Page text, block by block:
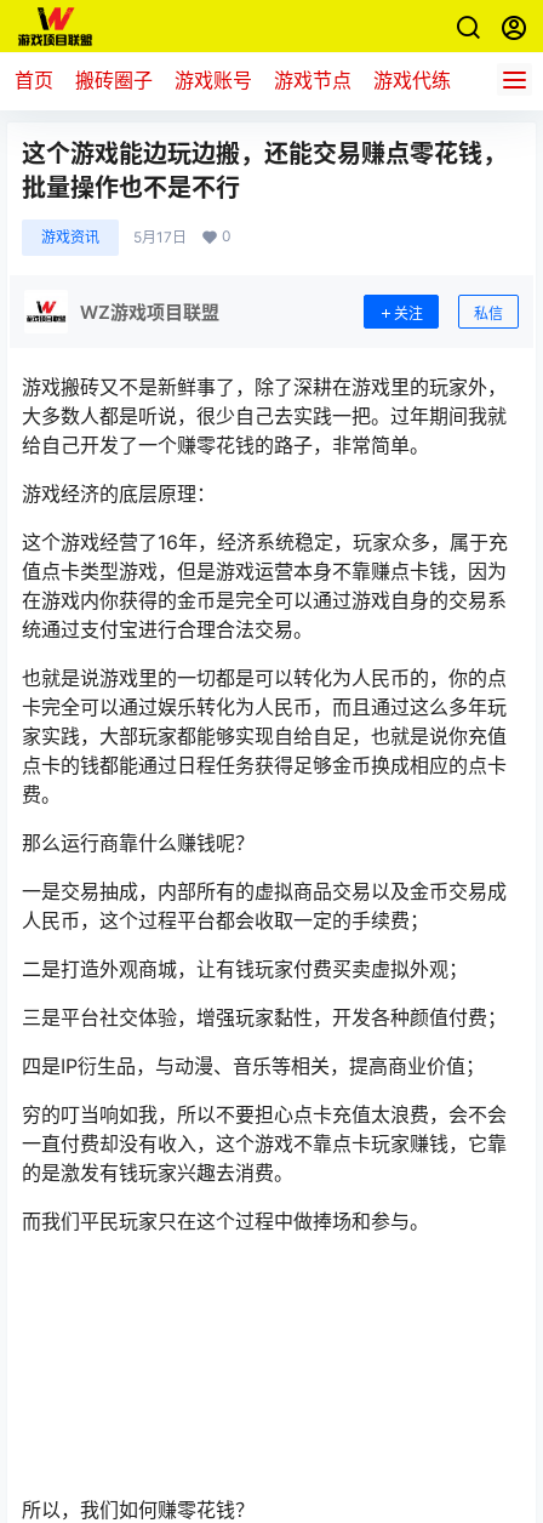
首页 搬砖圈子 游戏账号 游戏节点 游戏代练 新游推
这个游戏能边玩边搬，还能交易赚点零花钱，
批量操作也不是不行
游戏资讯 5月17日 0
WZ游戏项目联盟 关注 私信
游戏搬砖又不是新鲜事了，除了深耕在游戏里的玩家外，
大多数人都是听说，很少自己去实践一把。过年期间我就
给自己开发了一个赚零花钱的路子，非常简单。
游戏经济的底层原理：
这个游戏经营了16年，经济系统稳定，玩家众多，属于充
值点卡类型游戏，但是游戏运营本身不靠赚点卡钱，因为
在游戏内你获得的金币是完全可以通过游戏自身的交易系
统通过支付宝进行合理合法交易。
也就是说游戏里的一切都是可以转化为人民币的，你的点
卡完全可以通过娱乐转化为人民币，而且通过这么多年玩
家实践，大部玩家都能够实现自给自足，也就是说你充值
点卡的钱都能通过日程任务获得足够金币换成相应的点卡
费。
那么运行商靠什么赚钱呢？
一是交易抽成，内部所有的虚拟商品交易以及金币交易成
人民币，这个过程平台都会收取一定的手续费；
二是打造外观商城，让有钱玩家付费买卖虚拟外观；
三是平台社交体验，增强玩家黏性，开发各种颜值付费；
四是IP衍生品，与动漫、音乐等相关，提高商业价值；
穷的叮当响如我，所以不要担心点卡充值太浪费，会不会
一直付费却没有收入，这个游戏不靠点卡玩家赚钱，它靠
的是激发有钱玩家兴趣去消费。
而我们平民玩家只在这个过程中做捧场和参与。
所以，我们如何赚零花钱？